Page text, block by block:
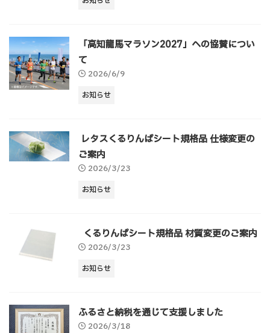
「高知龍馬マラソン2027」への協賛につい
て
2026/6/9
お知らせ
レタスくるりんぱシート規格品 仕様変更の
ご案内
2026/3/23
お知らせ
くるりんぱシート規格品 材質変更のご案内
2026/3/23
お知らせ
ふるさと納税を通じて支援しました
2026/3/18